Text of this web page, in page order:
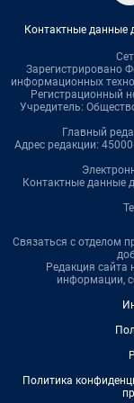
Контактные данные
Зарегистрировано
информационных
Регистрационный
Учредитель:
Главный
Адрес редакции:
Контактные данные
Связаться с отделом
Редакция сайта
информации,
Политика